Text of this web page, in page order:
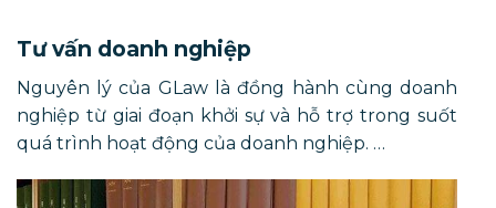
Tư vấn doanh nghiệp
Nguyên lý của GLaw là đồng hành cùng doanh
nghiệp từ giai đoạn khởi sự và hỗ trợ trong suốt
quá trình hoạt động của doanh nghiệp. …